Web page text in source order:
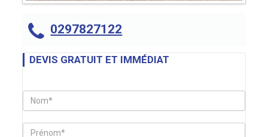
0297827122
DEVIS GRATUIT ET IMMÉDIAT